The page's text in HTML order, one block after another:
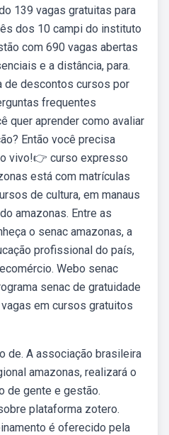
139 vagas gratuitas para
dos 10 campi do instituto
com 690 vagas abertas
e a distância, para.
de descontos cursos por
frequentes
quer aprender como avaliar
Então você precisa
vivo!👉 curso expresso
está com matrículas
de cultura, em manaus
amazonas. Entre as
o senac amazonas, a
profissional do país,
Webo senac
senac de gratuidade
em cursos gratuitos
de. A associação brasileira
amazonas, realizará o
de gente e gestão.
plataforma zotero.
é oferecido pela